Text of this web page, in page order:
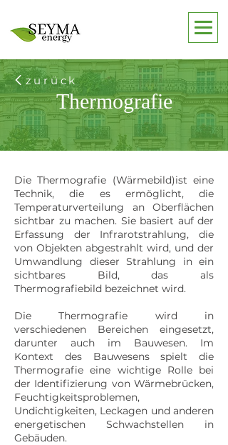
zurück
Thermografie
Die Thermografie (Wärmebild)ist eine
Technik, die es ermöglicht, die
Temperaturverteilung an Oberflächen
sichtbar zu machen. Sie basiert auf der
Erfassung der Infrarotstrahlung, die
von Objekten abgestrahlt wird, und der
Umwandlung dieser Strahlung in ein
sichtbares Bild, das als
Thermografiebild bezeichnet wird.
Die Thermografie wird in
verschiedenen Bereichen eingesetzt,
darunter auch im Bauwesen. Im
Kontext des Bauwesens spielt die
Thermografie eine wichtige Rolle bei
der Identifizierung von Wärmebrücken,
Feuchtigkeitsproblemen,
Undichtigkeiten, Leckagen und anderen
energetischen Schwachstellen in
Gebäuden.